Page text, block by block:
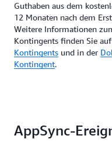
Guthaben aus dem
12 Monaten nach dem
Weitere Informationen
Kontingents finden Sie
Kontingents und in der
Kontingent.
AppSync-